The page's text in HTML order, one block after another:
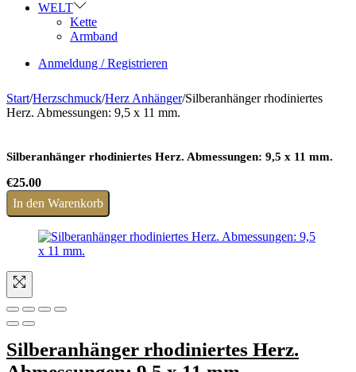
WELT
Kette
Armband
Anmeldung / Registrieren
Start/Herzschmuck/Herz Anhänger/Silberanhänger rhodiniertes
Herz. Abmessungen: 9,5 x 11 mm.
Silberanhänger rhodiniertes Herz. Abmessungen: 9,5 x 11 mm.
€25.00
In den Warenkorb
Silberanhänger rhodiniertes Herz.